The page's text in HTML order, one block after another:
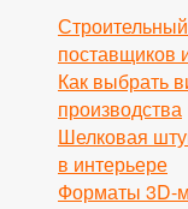
поставщиков
Как выбрать
производства
Шелковая
в интерьере
Форматы 3D-